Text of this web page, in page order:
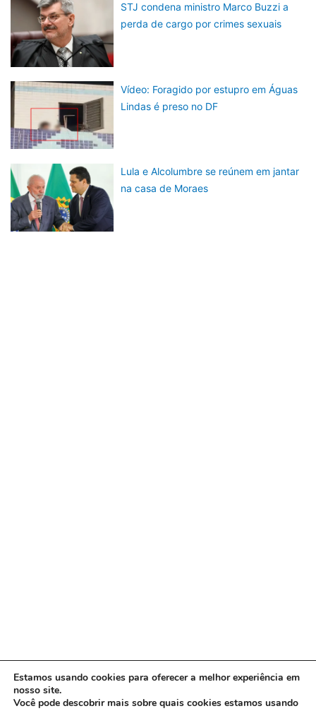
STJ condena ministro Marco Buzzi a
perda de cargo por crimes sexuais
Vídeo: Foragido por estupro em Águas
Lindas é preso no DF
Lula e Alcolumbre se reúnem em jantar
na casa de Moraes
Estamos usando cookies para oferecer a melhor experiência em
nosso site.
Você pode descobrir mais sobre quais cookies estamos usando